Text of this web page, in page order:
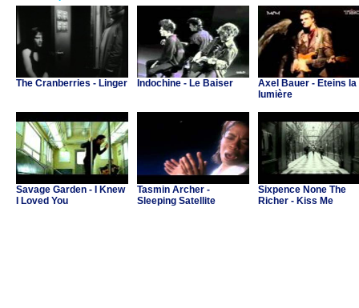
The Cranberries - Linger Indochine - Le Baiser
Axel Bauer - Eteins la
lumière
Savage Garden - I Knew
I Loved You
Tasmin Archer -
Sleeping Satellite
Sixpence None The
Richer - Kiss Me